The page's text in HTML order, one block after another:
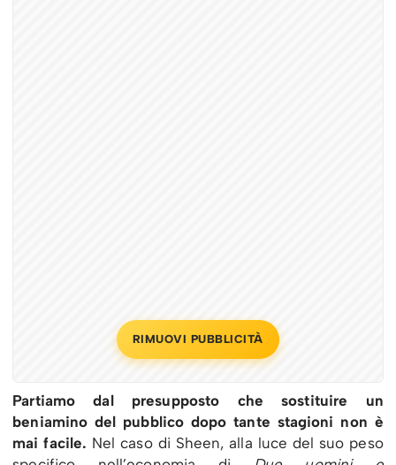
RIMUOVI PUBBLICITÀ
Partiamo dal presupposto che sostituire un
beniamino del pubblico dopo tante stagioni non è
mai facile. Nel caso di Sheen, alla luce del suo peso